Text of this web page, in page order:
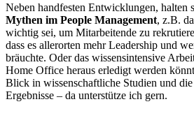
Neben handfesten Entwicklungen, halten
Mythen im People Management, z.B.
wichtig sei, um Mitarbeitende zu
dass es allerorten mehr Leadership und
bräuchte. Oder das wissensintensive
Home Office heraus erledigt werden
Blick in wissenschaftliche Studien und
Ergebnisse – da unterstütze ich gern.